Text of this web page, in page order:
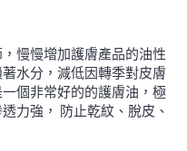
慢慢增加護膚產品的油性
水分，減低因轉季對皮膚
個非常好的的護膚油，極
力強， 防止乾紋、脫皮、